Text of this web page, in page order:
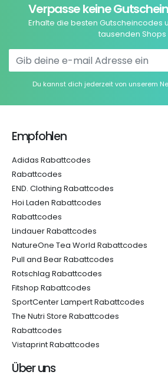
Verpasse keine
Erhalte die besten Gutscheincodes
tausenden Shops
Du kannst dich jederzeit von unserem
Empfohlen
Adidas Rabattcodes
Rabattcodes
END. Clothing Rabattcodes
Hoi Laden Rabattcodes
Rabattcodes
Lindauer Rabattcodes
NatureOne Tea World Rabattcodes
Pull and Bear Rabattcodes
Rotschlag Rabattcodes
Fitshop Rabattcodes
SportCenter Lampert Rabattcodes
The Nutri Store Rabattcodes
Rabattcodes
Vistaprint Rabattcodes
Über uns